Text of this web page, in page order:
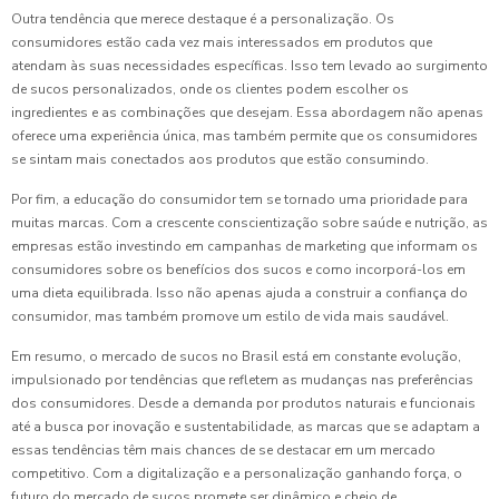
Outra tendência que merece destaque é a personalização. Os
consumidores estão cada vez mais interessados em produtos que
atendam às suas necessidades específicas. Isso tem levado ao surgimento
de sucos personalizados, onde os clientes podem escolher os
ingredientes e as combinações que desejam. Essa abordagem não apenas
oferece uma experiência única, mas também permite que os consumidores
se sintam mais conectados aos produtos que estão consumindo.
Por fim, a educação do consumidor tem se tornado uma prioridade para
muitas marcas. Com a crescente conscientização sobre saúde e nutrição, as
empresas estão investindo em campanhas de marketing que informam os
consumidores sobre os benefícios dos sucos e como incorporá-los em
uma dieta equilibrada. Isso não apenas ajuda a construir a confiança do
consumidor, mas também promove um estilo de vida mais saudável.
Em resumo, o mercado de sucos no Brasil está em constante evolução,
impulsionado por tendências que refletem as mudanças nas preferências
dos consumidores. Desde a demanda por produtos naturais e funcionais
até a busca por inovação e sustentabilidade, as marcas que se adaptam a
essas tendências têm mais chances de se destacar em um mercado
competitivo. Com a digitalização e a personalização ganhando força, o